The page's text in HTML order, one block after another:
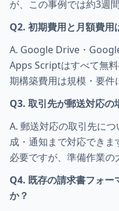
が、この事例では約3週
Q2. 初期費用と月額費用
A. Google Drive・
Apps Scriptはすべて無
期構築費用は規模・要件
Q3. 取引先が郵送対応の
A. 郵送対応の取引先に
成・通知まで対応でき
必要ですが、準備作業の
Q4. 既存の請求書フォー
か？